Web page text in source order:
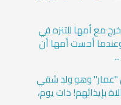
مع أمها للتنزه في
أحست أمها أن
"عمار" وهو ولد شقي
بإيذائهم! ذات يوم،